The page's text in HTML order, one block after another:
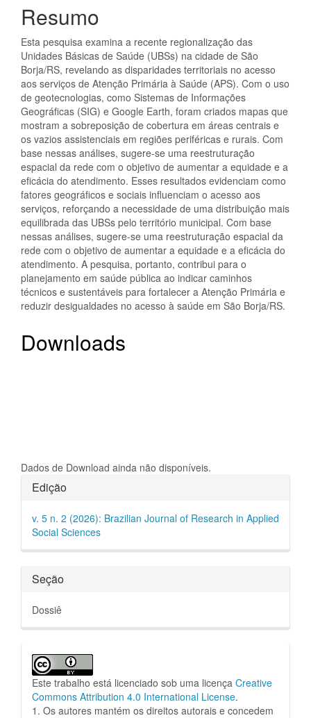
Resumo
Esta pesquisa examina a recente regionalização das
Unidades Básicas de Saúde (UBSs) na cidade de São
Borja/RS, revelando as disparidades territoriais no acesso
aos serviços de Atenção Primária à Saúde (APS). Com o uso
de geotecnologias, como Sistemas de Informações
Geográficas (SIG) e Google Earth, foram criados mapas que
mostram a sobreposição de cobertura em áreas centrais e
os vazios assistenciais em regiões periféricas e rurais. Com
base nessas análises, sugere-se uma reestruturação
espacial da rede com o objetivo de aumentar a equidade e a
eficácia do atendimento. Esses resultados evidenciam como
fatores geográficos e sociais influenciam o acesso aos
serviços, reforçando a necessidade de uma distribuição mais
equilibrada das UBSs pelo território municipal. Com base
nessas análises, sugere-se uma reestruturação espacial da
rede com o objetivo de aumentar a equidade e a eficácia do
atendimento. A pesquisa, portanto, contribui para o
planejamento em saúde pública ao indicar caminhos
técnicos e sustentáveis para fortalecer a Atenção Primária e
reduzir desigualdades no acesso à saúde em São Borja/RS.
Downloads
Dados de Download ainda não disponíveis.
Detalhes
do
artigo
Edição
v. 5 n. 2 (2026): Brazilian Journal of Research in Applied
Social Sciences
Seção
Dossiê
Este trabalho está licenciado sob uma licença Creative
Commons Attribution 4.0 International License.
1. Os autores mantém os direitos autorais e concedem